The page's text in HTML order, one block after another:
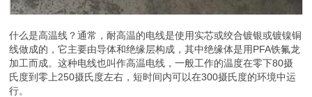
什么是高温线？通常，耐高温的电线是使用实芯或绞合镀银或镀镍铜
线做成的，它主要由导体和绝缘层构成，其中绝缘体是用PFA铁氟龙
加工而成。这种电线也叫作高温电线，一般工作的温度在零下80摄
氏度到零上250摄氏度左右，短时间内可以在300摄氏度的环境中运
行。